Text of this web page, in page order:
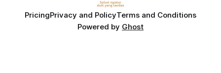
PricingPrivacy and PolicyTerms and Conditions
Powered by Ghost